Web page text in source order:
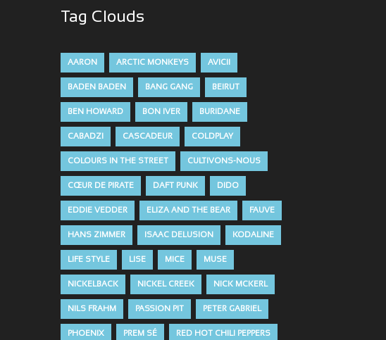
Tag Clouds
AARON ARCTIC MONKEYS AVICII
BADEN BADEN BANG GANG BEIRUT
BEN HOWARD BON IVER BURIDANE
CABADZI CASCADEUR COLDPLAY
COLOURS IN THE STREET CULTIVONS-NOUS
CŒUR DE PIRATE DAFT PUNK DIDO
EDDIE VEDDER ELIZA AND THE BEAR FAUVE
HANS ZIMMER ISAAC DELUSION KODALINE
LIFE STYLE LISE MICE MUSE
NICKELBACK NICKEL CREEK NICK MCKERL
NILS FRAHM PASSION PIT PETER GABRIEL
PHOENIX PREM SÉ RED HOT CHILI PEPPERS